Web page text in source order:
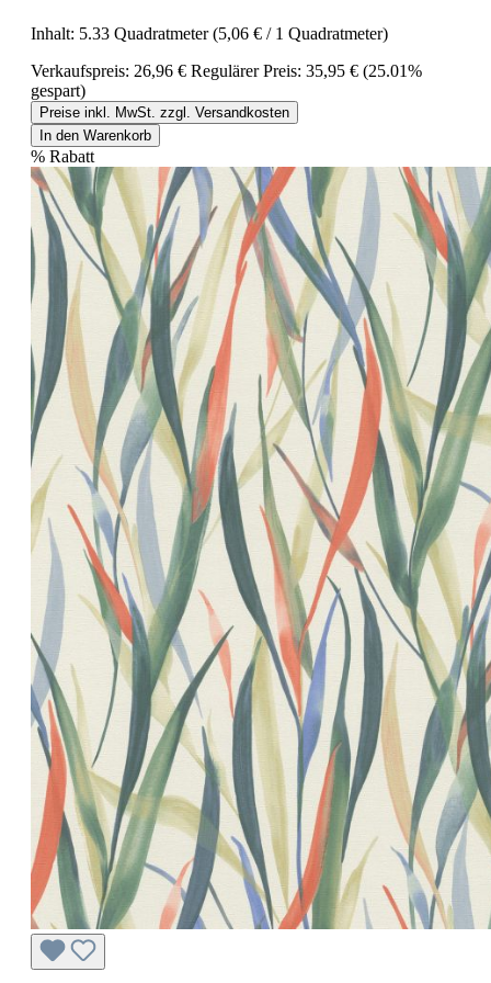
Inhalt: 5.33 Quadratmeter(5,06 € / 1 Quadratmeter)
Verkaufspreis: 26,96 € Regulärer Preis: 35,95 € (25.01%
gespart)
Preise inkl. MwSt. zzgl. Versandkosten
In den Warenkorb
% Rabatt